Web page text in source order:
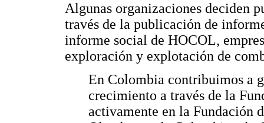
Algunas organizaciones deciden
través de la publicación de
informe social de HOCOL,
exploración y explotación de
En Colombia contribuimos a
crecimiento a través de la
activamente en la Fundación